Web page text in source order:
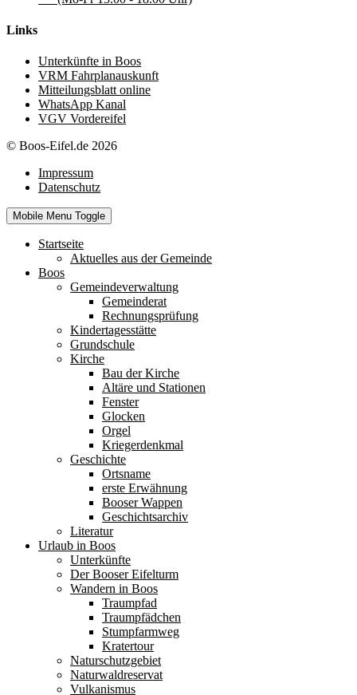
Links
Unterkünfte in Boos
VRM Fahrplanauskunft
Mitteilungsblatt online
WhatsApp Kanal
VGV Vordereifel
© Boos-Eifel.de 2026
Impressum
Datenschutz
Mobile Menu Toggle
Startseite
Aktuelles aus der Gemeinde
Boos
Gemeindeverwaltung
Gemeinderat
Rechnungsprüfung
Kindertagesstätte
Grundschule
Kirche
Bau der Kirche
Altäre und Stationen
Fenster
Glocken
Orgel
Kriegerdenkmal
Geschichte
Ortsname
erste Erwähnung
Booser Wappen
Geschichtsarchiv
Literatur
Urlaub in Boos
Unterkünfte
Der Booser Eifelturm
Wandern in Boos
Traumpfad
Traumpfädchen
Stumpfarmweg
Kratertour
Naturschutzgebiet
Naturwaldreservat
Vulkanismus